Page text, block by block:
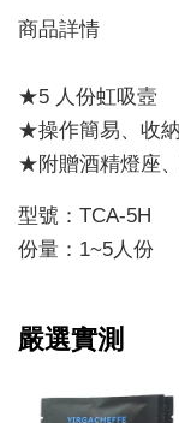
商品詳情
★5 人份虹吸壼
★操作簡易、收
★附贈酒精燈座
型號：TCA-5H
份量：1~5人份
嚴選實測